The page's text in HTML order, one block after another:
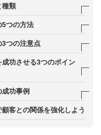
タマーを育成できる
すい
スの改善につながる
種類
5つの方法
トの運営
活用する
3つの注意点
時間がかかる
功させる3つのポイン
で取り組む
り組む
功事例
客との関係を強化しよう